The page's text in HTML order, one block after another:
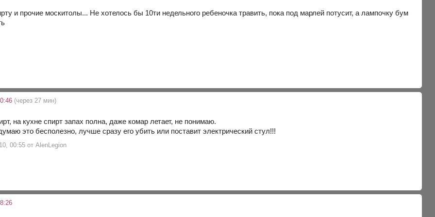
и прочие москитолы... Не хотелось бы 10ти недельного ребеночка травить, пока под марлей потусит, а лампочку бум
(через 27 мин)
на кухне спирт запах полна, даже комар летает, не понимаю.
это бесполезно, лучше сразу его убить или поставит электрический стул!!!
00:55 от AlenLegion